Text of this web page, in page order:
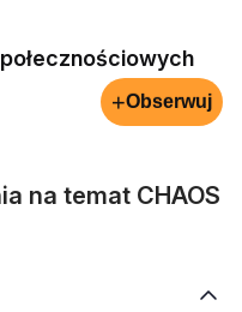
+Obserwuj
na temat CHAOS